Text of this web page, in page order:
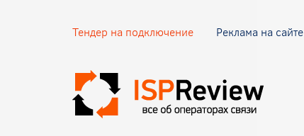
Тендер на подключение Реклама на сайте